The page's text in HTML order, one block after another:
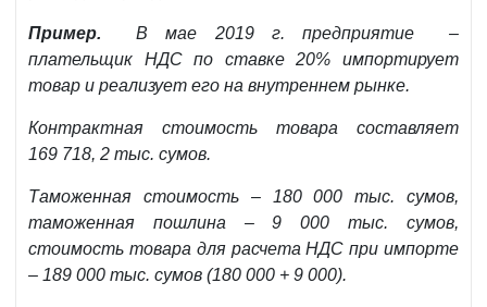
Пример.В мае 2019 г. предприятие –
плательщик НДС по ставке 20% импортирует
товар и реализует его на внутреннем рынке.
Контрактная стоимость товара составляет
169 718, 2 тыс. сумов.
Таможенная стоимость – 180 000 тыс. сумов,
таможенная пошлина – 9 000 тыс. сумов,
стоимость товара для расчета НДС при импорте
– 189 000 тыс. сумов (180 000 + 9 000).